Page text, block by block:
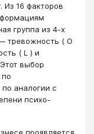
Из 16 факторов
группа из 4-х
тревожность ( O
( L ) и
выбор
по аналогии с
психо-